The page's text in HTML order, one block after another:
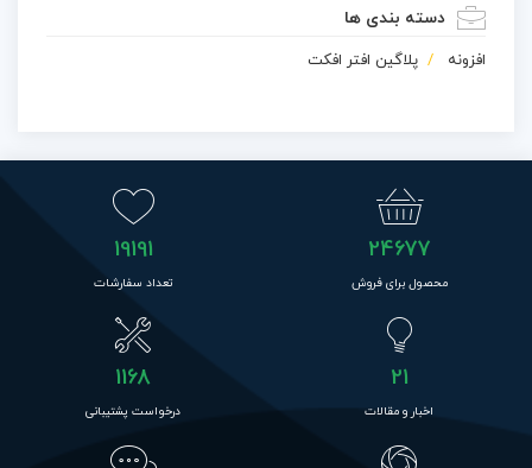
دسته بندی ها
افزونه پلاگین افتر افکت
24677
محصول برای فروش
19191
تعداد سفارشات
21
اخبار و مقالات
1168
درخواست پشتیبانی